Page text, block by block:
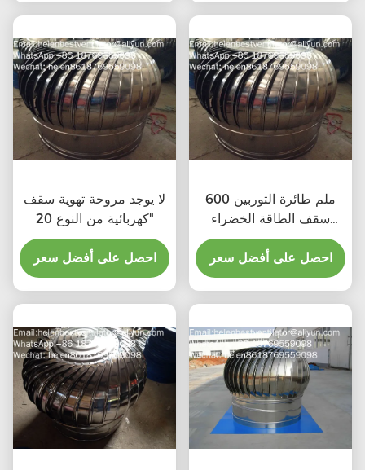
لا يوجد مروحة تهوية سقف
كهربائية من النوع 20"
احصل على أفضل سعر
600 ملم طائرة التوربين
سقف الطاقة الخضراء
مروحة الصرف الصحي
احصل على أفضل سعر